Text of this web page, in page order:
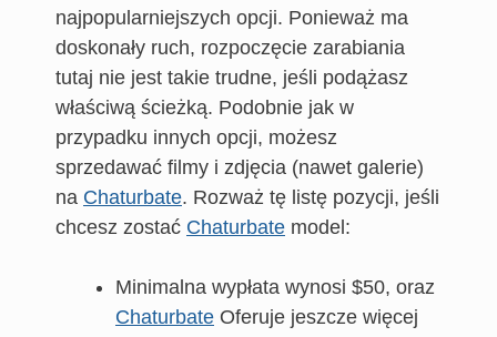
najpopularniejszych opcji. Ponieważ ma
doskonały ruch, rozpoczęcie zarabiania
tutaj nie jest takie trudne, jeśli podążasz
właściwą ścieżką. Podobnie jak w
przypadku innych opcji, możesz
sprzedawać filmy i zdjęcia (nawet galerie)
na Chaturbate. Rozważ tę listę pozycji, jeśli
chcesz zostać Chaturbate model:
Minimalna wypłata wynosi $50, oraz
Chaturbate Oferuje jeszcze więcej